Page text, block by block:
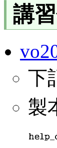
講
下
製